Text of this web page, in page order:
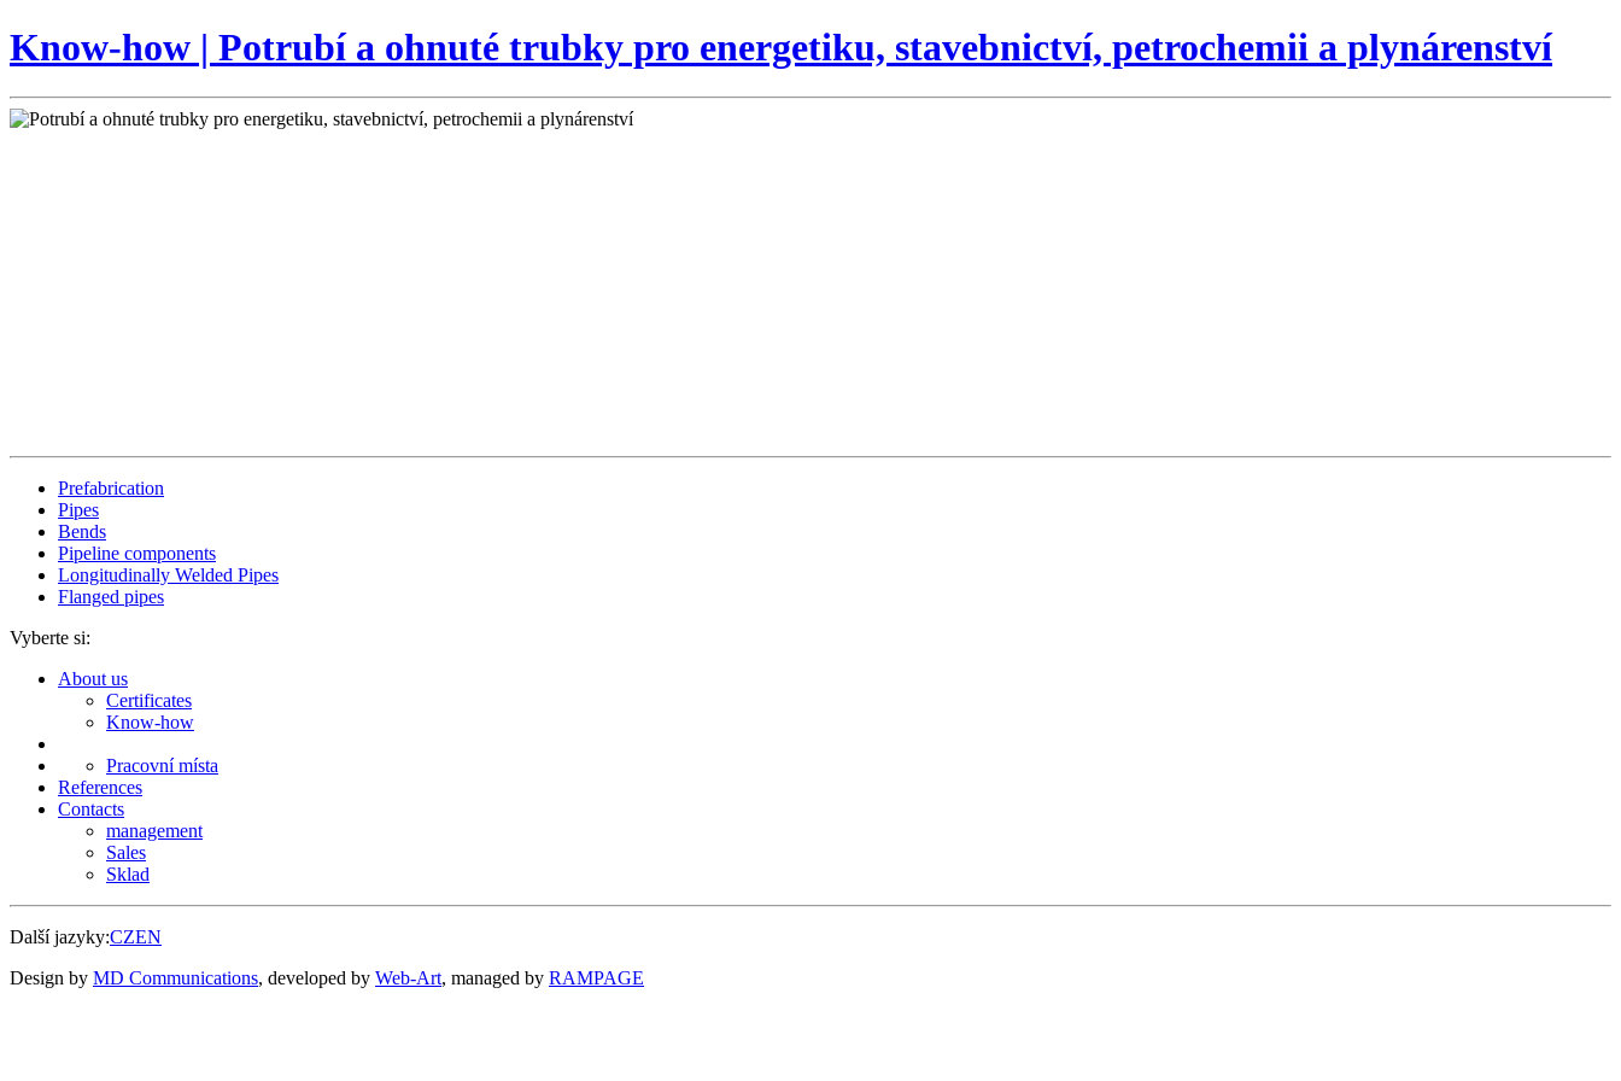
Know-how | Potrubí a ohnuté trubky pro energetiku, stavebnictví, petrochemii a plynárenství
Prefabrication
Pipes
Bends
Pipeline components
Longitudinally Welded Pipes
Flanged pipes
Vyberte si:
About us
Certificates
Know-how
Pracovní místa
References
Contacts
management
Sales
Sklad
Další jazyky:CZEN
Design by MD Communications, developed by Web-Art, managed by RAMPAGE